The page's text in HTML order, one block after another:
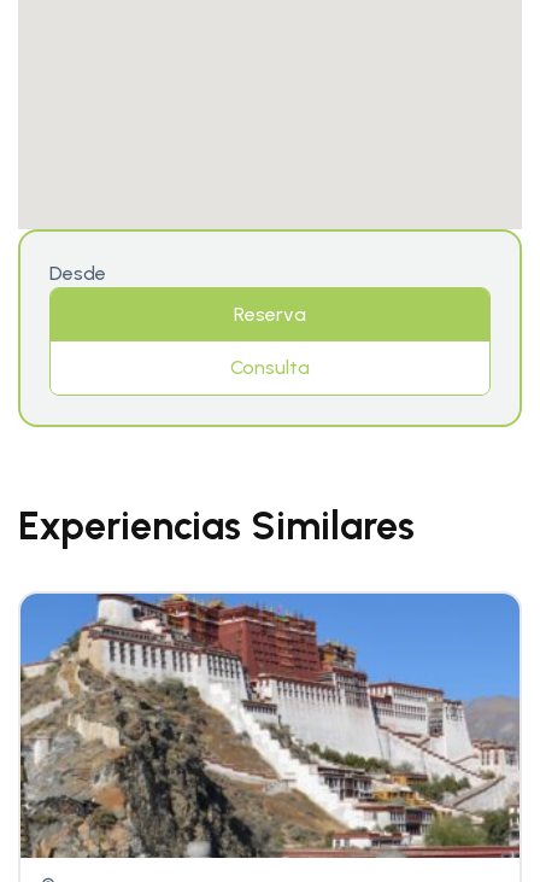
Desde
Reserva
Consulta
Experiencias Similares